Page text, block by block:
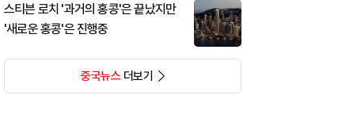
스티븐 로치 '과거의 홍콩'은 끝났지만
'새로운 홍콩'은 진행중
중국뉴스더보기